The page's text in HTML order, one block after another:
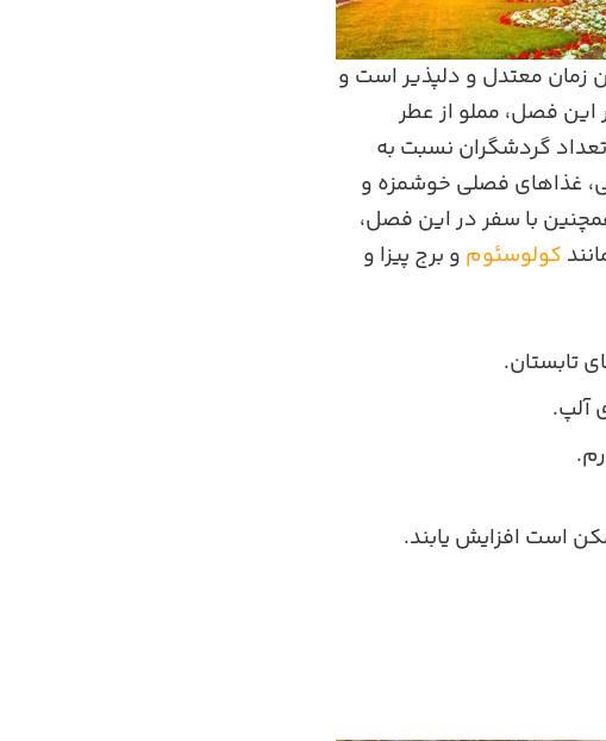
زمان معتدل و دلپذیر است و
این فصل، مملو از عطر
گردشگران نسبت به
غذاهای فصلی خوشمزه و
با سفر در این فصل،
کولوسئوم و برج پیزا و
تابستان.
آلپ.
است افزایش یابند.